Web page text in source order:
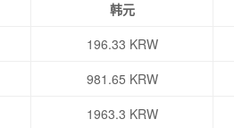
韩元
196.33 KRW
981.65 KRW
1963.3 KRW